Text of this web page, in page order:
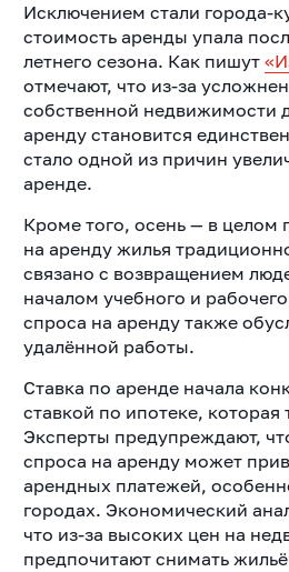
Исключением стали города-
стоимость аренды упала
летнего сезона. Как пишут
отмечают, что из-за
собственной недвижимости
аренду становится
стало одной из причин
аренде.
Кроме того, осень — в целом
на аренду жилья
связано с возвращением
началом учебного и
спроса на аренду также
удалённой работы.
Ставка по аренде начала
ставкой по ипотеке,
Эксперты предупреждают,
спроса на аренду может
арендных платежей,
городах. Экономический
что из-за высоких цен на
предпочитают снимать